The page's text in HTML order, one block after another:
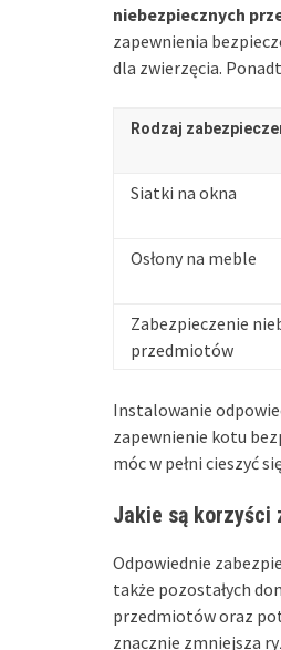
niebezpiecznych
zapewnienia
dla zwierzęcia.
Rodzaj
Siatki na okna
Osłony na meble
Zabezpieczenie
przedmiotów
Instalowanie
zapewnienie kotu
móc w pełni cieszyć
Jakie są korzyści
Odpowiednie
także pozostałych
przedmiotów oraz
znacznie zmniejsza